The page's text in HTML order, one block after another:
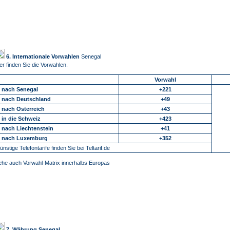
6. Internationale Vorwahlen Senegal
finden Sie die Vorwahlen.
Vorwahl
nach Senegal
+221
nach Deutschland
+49
nach Österreich
+43
in die Schweiz
+423
nach Liechtenstein
+41
nach Luxemburg
+352
Telefontarife finden Sie bei Teltarif.de
auch Vorwahl-Matrix innerhalbs Europas